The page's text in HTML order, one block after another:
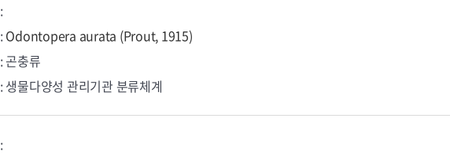
:
:Odontopera aurata (Prout, 1915)
: 곤충류
: 생물다양성 관리기관 분류체계
: